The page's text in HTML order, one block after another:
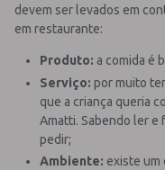
devem ser levados em
em restaurante:
Produto: a comida é
Serviço: por muito
que a criança queria
Amatti. Sabendo ler e
pedir;
Ambiente: existe um